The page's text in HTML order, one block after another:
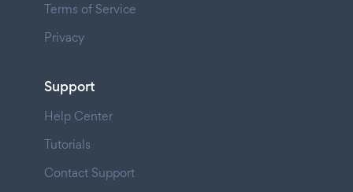
Terms of Service
Privacy
Support
Help Center
Tutorials
Contact Support